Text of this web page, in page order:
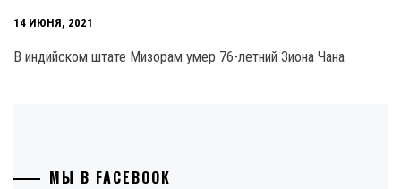
14 ИЮНЯ, 2021
В индийском штате Мизорам умер 76-летний Зиона Чана
МЫ В FACEBOOK